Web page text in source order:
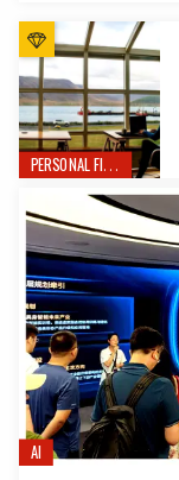
PERSONAL FINANCE
AI